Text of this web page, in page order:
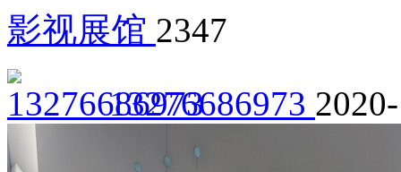
影视展馆 2347
13276686973